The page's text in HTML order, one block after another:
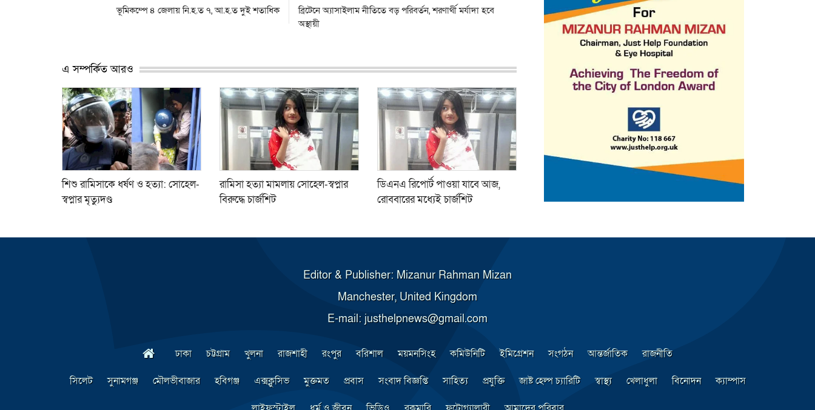
ভূমিকম্পে ৪ জেলায় নি.হ.ত ৭, আ.হ.ত দুই শতাধিক
ব্রিটেনে অ্যাসাইলাম নীতিতে বড় পরিবর্তন, শরণার্থী মর্যাদা হবে
অস্থায়ী
এ সম্পর্কিত আরও
শিশু রামিসাকে ধর্ষণ ও হত্যা: সোহেল-
স্বপ্নার মৃত্যুদণ্ড
রামিসা হত্যা মামলায় সোহেল-স্বপ্নার
বিরুদ্ধে চার্জশিট
ডিএনএ রিপোর্ট পাওয়া যাবে আজ,
রোববারের মধ্যেই চার্জশিট
Editor & Publisher: Mizanur Rahman Mizan
Manchester, United Kingdom
E-mail: justhelpnews@gmail.com
ঢাকা চট্টগ্রাম খুলনা রাজশাহী রংপুর বরিশাল ময়মনসিংহ কমিউনিটি ইমিগ্রেশন সংগঠন আন্তর্জাতিক রাজনীতি
সিলেট সুনামগঞ্জ মৌলভীবাজার হবিগঞ্জ এক্সক্লুসিভ মুক্তমত প্রবাস সংবাদ বিজ্ঞপ্তি সাহিত্য প্রযুক্তি জাষ্ট হেল্প চ্যারিটি স্বাস্থ্য খেলাধুলা বিনোদন ক্যাম্পাস